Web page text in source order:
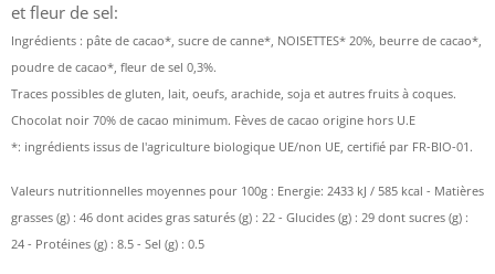
et fleur de sel:
Ingrédients : pâte de cacao*, sucre de canne*, NOISETTES* 20%, beurre de cacao*,
poudre de cacao*, fleur de sel 0,3%.
Traces possibles de gluten, lait, oeufs, arachide, soja et autres fruits à coques.
Chocolat noir 70% de cacao minimum. Fèves de cacao origine hors U.E
*: ingrédients issus de l'agriculture biologique UE/non UE, certifié par FR-BIO-01.
Valeurs nutritionnelles moyennes pour 100g : Energie: 2433 kJ / 585 kcal - Matières
grasses (g) : 46 dont acides gras saturés (g) : 22 - Glucides (g) : 29 dont sucres (g) :
24 - Protéines (g) : 8.5 - Sel (g) : 0.5